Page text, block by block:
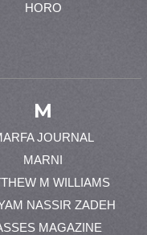
HORO
M
JOURNAL
MARNI
M WILLIAMS
NASSIR ZADEH
MAGAZINE